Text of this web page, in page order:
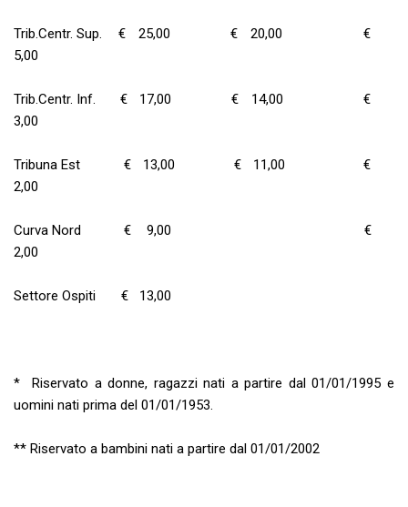
Trib.Centr. Sup. € 25,00 € 20,00 €
5,00
Trib.Centr. Inf. € 17,00 € 14,00 €
3,00
Tribuna Est € 13,00 € 11,00 €
2,00
Curva Nord € 9,00 €
2,00
Settore Ospiti € 13,00
* Riservato a donne, ragazzi nati a partire dal 01/01/1995 e
uomini nati prima del 01/01/1953.
** Riservato a bambini nati a partire dal 01/01/2002